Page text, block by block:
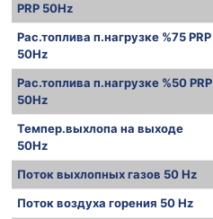
PRP 50Hz
Рас.топлива п.нагрузке %75 PRP
50Hz
Рас.топлива п.нагрузке %50 PRP
50Hz
Темпер.выхлопа на выходе
50Hz
Поток выхлопных газов 50 Hz
Поток воздуха горения 50 Hz